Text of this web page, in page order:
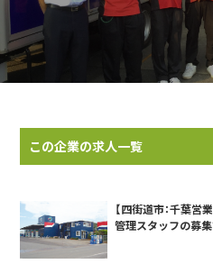
この企業の求人一覧
【四街道市：千葉営
管理スタッフの募集